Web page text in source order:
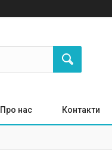
Про нас Контакти